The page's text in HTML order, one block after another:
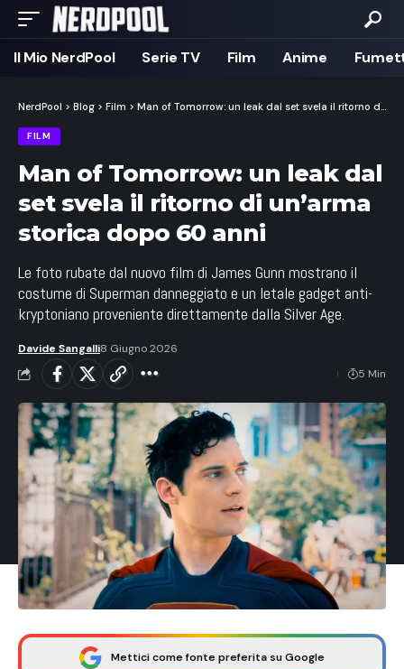
Il Mio NerdPool Serie TV Film Anime
NerdPool > Blog > Film > Man of Tomorrow: un leak dal set svela il ritorno di un’arma storica dopo 60 anni
FILM
Man of Tomorrow: un leak dal
set svela il ritorno di un’arma
storica dopo 60 anni
Le foto rubate dal nuovo film di James Gunn mostrano il
costume di Superman danneggiato e un letale gadget anti-
kryptoniano proveniente direttamente dalla Silver Age.
Davide Sangalli8 Giugno 2026
5 Min
Mettici come fonte preferita su Google